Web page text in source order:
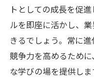
トとしての成長を促
ルを即座に活かし、
きるでしょう。常に
競争力を高めるため
な学びの場を提供しま